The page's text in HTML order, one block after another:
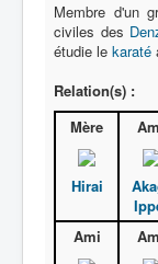
Artiste
Denshi
隊 デン
Série
Personnages
Membre d'un
civiles des
étudie le karaté
Relation(s) :
Mère
Hirai
Ami